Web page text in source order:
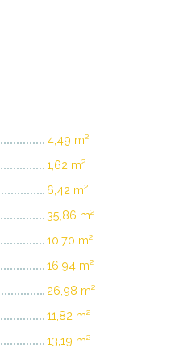
4,49 m²
1,62 m²
6,42 m²
35,86 m²
10,70 m²
16,94 m²
26,98 m²
11,82 m²
13,19 m²